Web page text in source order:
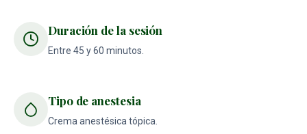
Duración de la sesión
Entre 45 y 60 minutos.
Tipo de anestesia
Crema anestésica tópica.